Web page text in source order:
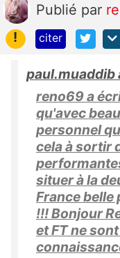
Publié par
!
citer
paul.muaddib
reno69 a
qu'avec
personnel
cela à sortir
situer à la
France belle
!!! Bonjour
et FT ne